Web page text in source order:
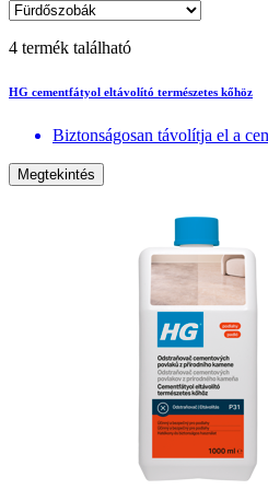
4 termék található
HG cementfátyol eltávolító természetes kőhöz
Biztonságosan távolítja el a
Megtekintés